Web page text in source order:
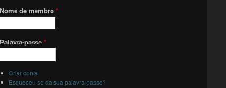
Nome de membro *
Palavra-passe *
Criar conta
Esqueceu-se da sua palavra-passe?